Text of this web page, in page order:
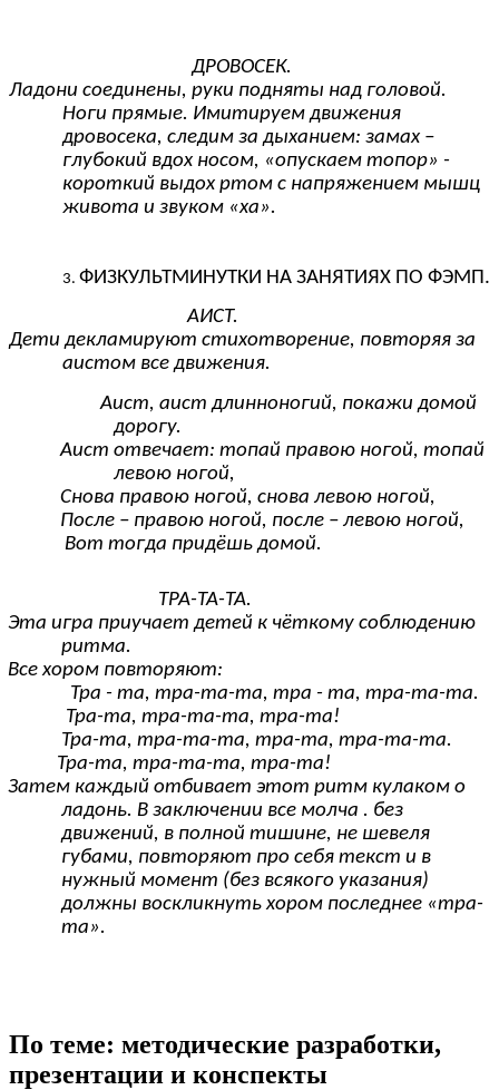
ДРОВОСЕК.
Ладони соединены, руки подняты над головой.
Ноги прямые. Имитируем движения
дровосека, следим за дыханием: замах –
глубокий вдох носом, «опускаем топор» -
короткий выдох ртом с напряжением мышц
живота и звуком «ха».
ФИЗКУЛЬТМИНУТКИ НА ЗАНЯТИЯХ ПО ФЭМП.
АИСТ.
Дети декламируют стихотворение, повторяя за
аистом все движения.
Аист, аист длинноногий, покажи домой
дорогу.
Аист отвечает: топай правою ногой, топай
левою ногой,
Снова правою ногой, снова левою ногой,
После – правою ногой, после – левою ногой,
Вот тогда придёшь домой.
ТРА-ТА-ТА.
Эта игра приучает детей к чёткому соблюдению
ритма.
Все хором повторяют:
Тра - та, тра-та-та, тра - та, тра-та-та.
Тра-та, тра-та-та, тра-та!
Тра-та, тра-та-та, тра-та, тра-та-та.
Тра-та, тра-та-та, тра-та!
Затем каждый отбивает этот ритм кулаком о
ладонь. В заключении все молча . без
движений, в полной тишине, не шевеля
губами, повторяют про себя текст и в
нужный момент (без всякого указания)
должны воскликнуть хором последнее «тра-
та».
По теме: методические разработки,
презентации и конспекты